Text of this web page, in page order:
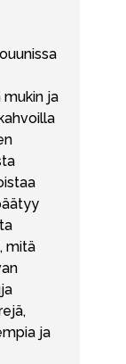
mukin ja
mitä
ja